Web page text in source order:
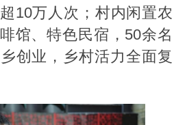
10万人次；村内闲置农
馆、特色民宿，50余名
创业，乡村活力全面复